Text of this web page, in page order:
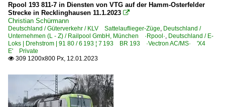
Rpool 193 811-7 in Diensten von VTG auf der Hamm-Osterfelder
Strecke in Recklinghausen 11.1.2023 
Christian Schürmann
Deutschland / Güterverkehr / KLV Sattelauflieger-Züge, Deutschland /
Unternehmen (L - Z) / Railpool GmbH, München ·Rpool·, Deutschland / E-
Loks | Drehstrom | 91 80 / 6 193 ¦ 7 193 BR 193 ·Vectron AC/MS· 'X4
E' Private
 309 1200x800 Px, 12.01.2023